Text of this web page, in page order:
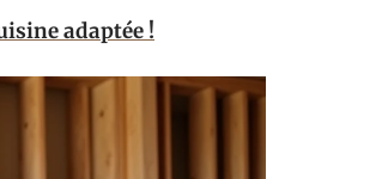
adaptée !